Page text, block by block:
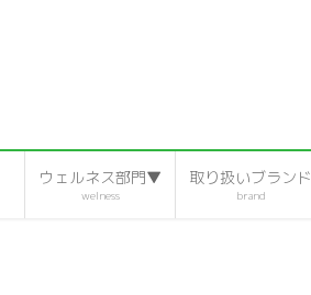
ウェルネス部門▼
welness
取り扱いブランド
brand